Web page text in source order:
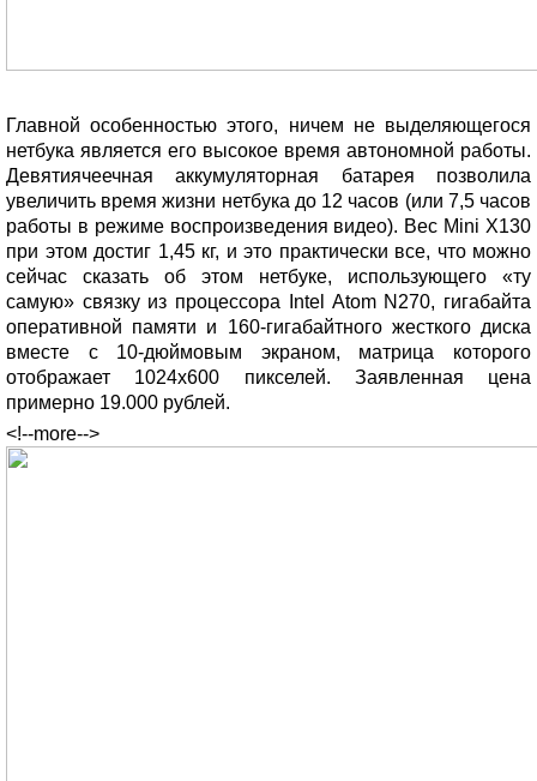
Главной особенностью этого, ничем не выделяющегося
нетбука является его высокое время автономной работы.
Девятиячеечная аккумуляторная батарея позволила
увеличить время жизни нетбука до 12 часов (или 7,5 часов
работы в режиме воспроизведения видео). Вес Mini X130
при этом достиг 1,45 кг, и это практически все, что можно
сейчас сказать об этом нетбуке, использующего «ту
самую» связку из процессора Intel Atom N270, гигабайта
оперативной памяти и 160-гигабайтного жесткого диска
вместе с 10-дюймовым экраном, матрица которого
отображает 1024х600 пикселей. Заявленная цена
примерно 19.000 рублей.
<!--more-->